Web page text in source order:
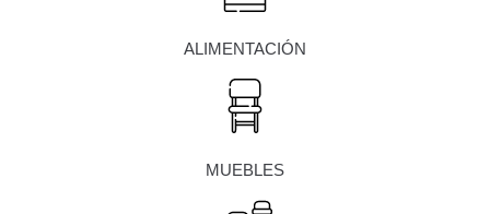
ALIMENTACIÓN
MUEBLES